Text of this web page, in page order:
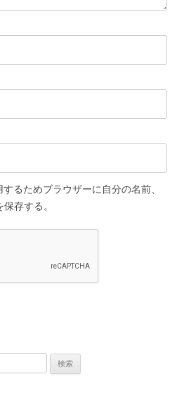
るためブラウザーに自分の名前、
存する。